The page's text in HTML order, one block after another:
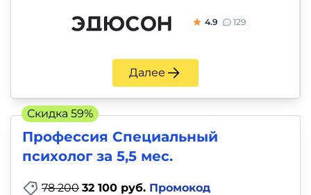
4.9 129
Далее
Профессия Специальный
психолог за 5,5 мес.
78 200 32 100 руб. Промокод
Скидка 59%